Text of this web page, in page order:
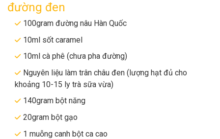
đường đen
100gram đường nâu Hàn Quốc
10ml sốt caramel
10ml cà phê (chưa pha đường)
Nguyên liệu làm trân châu đen (lượng hạt đủ cho
khoảng 10-15 ly trà sữa vừa)
140gram bột năng
20gram bột gạo
1 muỗng canh bột ca cao